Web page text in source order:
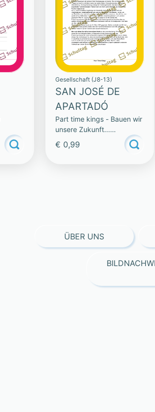
Gesellschaft (J8-13)
SAN JOSÉ DE
APARTADÓ
Part time kings - Bauen wir
unsere Zukunft...
gemeinsam!
€ 0,99
ÜBER UNS